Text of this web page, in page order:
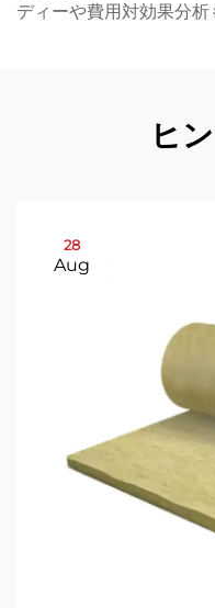
ディーや費用対効果分析
ヒ
28
Aug